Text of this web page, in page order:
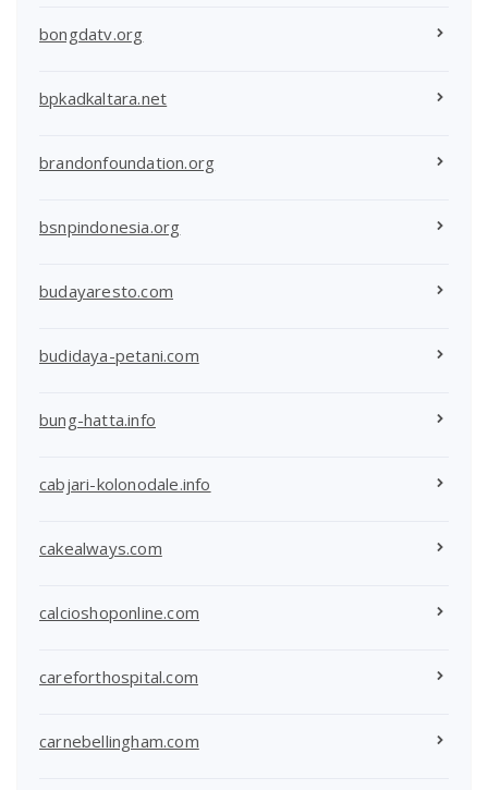
bongdatv.org
bpkadkaltara.net
brandonfoundation.org
bsnpindonesia.org
budayaresto.com
budidaya-petani.com
bung-hatta.info
cabjari-kolonodale.info
cakealways.com
calcioshoponline.com
careforthospital.com
carnebellingham.com